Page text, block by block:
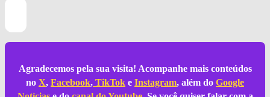
Agradecemos pela sua visita! Acompanhe mais conteúdos
no X, Facebook, TikTok e Instagram, além do Google